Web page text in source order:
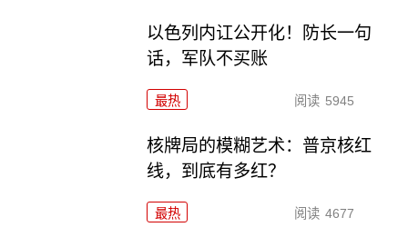
以色列内讧公开化！防长一句
话，军队不买账
最热 阅读 5945
核牌局的模糊艺术：普京核红
线，到底有多红？
最热 阅读 4677